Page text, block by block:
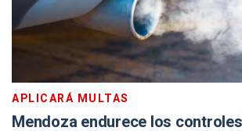
APLICARÁ MULTAS
Mendoza endurece los